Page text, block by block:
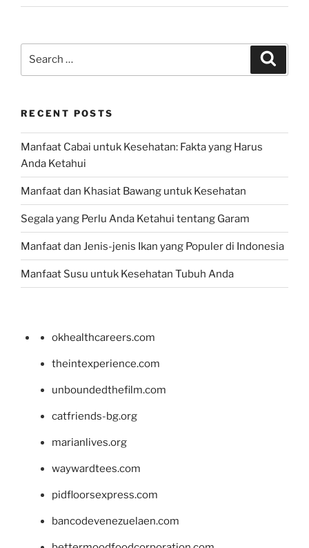
RECENT POSTS
Manfaat Cabai untuk Kesehatan: Fakta yang Harus
Anda Ketahui
Manfaat dan Khasiat Bawang untuk Kesehatan
Segala yang Perlu Anda Ketahui tentang Garam
Manfaat dan Jenis-jenis Ikan yang Populer di Indonesia
Manfaat Susu untuk Kesehatan Tubuh Anda
okhealthcareers.com
theintexperience.com
unboundedthefilm.com
catfriends-bg.org
marianlives.org
waywardtees.com
pidfloorsexpress.com
bancodevenezuelaen.com